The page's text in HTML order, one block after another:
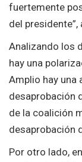
fuertemente
del presidente”,
Analizando los
hay una
Amplio hay una
desaprobación
de la coalición
desaprobación
Por otro lado,